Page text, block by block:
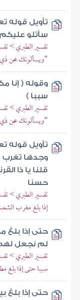
تأويل قوله
سأتلو
تفسير الطبري >
"ويسألونك عن ذي
وقوله ( إنا
سببا )
تفسير الطبري >
"ويسألونك عن ذي
تأويل قوله
وجدها تغرب
قلنا يا ذا
حسنا
تفسير الطبري >
إذا بلغ مغرب
حتى إذا
لم نجعل
تفسير الطبري >
سببا حتى إذا
حتى إذا بلغ